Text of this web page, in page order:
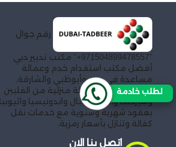
رقم جوال
"971504899478557+" مكتب تدبير دبي
أفضل مكتب استقدام خدم وعمالة
مساعدة في دبي وأبوظبي والشارقة.
توفير خادمات وعمالة منزلية من الفلبين
وسيرلانكا والهند ونيبال واندونيسيا واثيوبيا
بعقود شهرية وسنوية مع خدمات نقل
كفالة وتنازل بأسعار رمزية.
اتصل بنا الان
لطلب خادمة